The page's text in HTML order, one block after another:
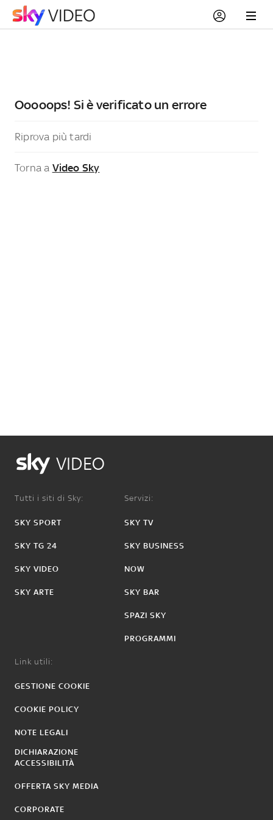
Ooooops! Si è verificato un errore
Riprova più tardi
Torna a Video Sky
VIDEO
Tutti i siti di Sky:
SKY SPORT
SKY TG 24
SKY VIDEO
SKY ARTE
Servizi:
SKY TV
SKY BUSINESS
NOW
SKY BAR
SPAZI SKY
PROGRAMMI
Link utili:
GESTIONE COOKIE
COOKIE POLICY
NOTE LEGALI
DICHIARAZIONE
ACCESSIBILITÀ
OFFERTA SKY MEDIA
CORPORATE